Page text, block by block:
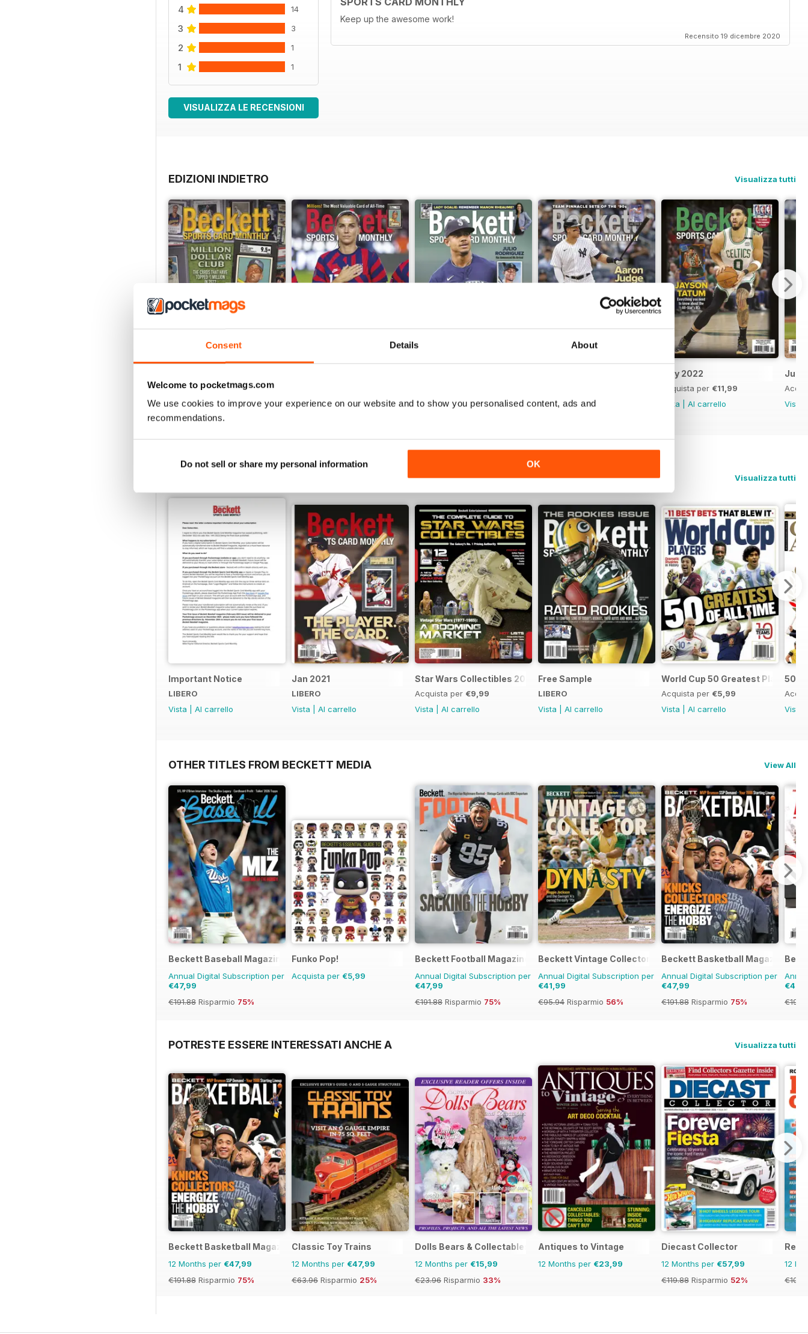
Consent Details About
Welcome to pocketmags.com
We use cookies to improve your experience on our website and to show you personalised content, ads and
recommendations.
Do not sell or share my personal information OK
4 14
3 3
2 1
1 1
VISUALIZZA LE RECENSIONI
Keep up the awesome work!
Recensito 19 dicembre 2020
EDIZIONI INDIETRO Visualizza tutti
Acquista per€11,99
Vista|Al carrello
Vista|Al carrello
Vista|Al carrello
Vista|Al carrello
July 2022
Acquista per €11,99
Vista
Al carrello
Vista
Visualizza tutti
Important Notice
LIBERO
Vista
Al carrello
Jan 2021
LIBERO
Vista
Al carrello
Star Wars Collectibles 2015
Acquista per €9,99
Vista
Al carrello
Free Sample
LIBERO
Vista
Al carrello
World Cup 50 Greatest Players
Acquista per €5,99
Vista
Al carrello
50
Vista
OTHER TITLES FROM BECKETT MEDIA View All
Beckett Baseball Magazine
Annual Digital Subscription per
€47,99
€191.88 Risparmio 75%
Funko Pop!
Acquista per €5,99
Beckett Football Magazine
Annual Digital Subscription per
€47,99
€191.88 Risparmio 75%
Beckett Vintage Collector Magazine
Annual Digital Subscription per
€41,99
€95.94 Risparmio 56%
Beckett Basketball Magazine
Annual Digital Subscription per
€47,99
€191.88 Risparmio 75%
POTRESTE ESSERE INTERESSATI ANCHE A Visualizza tutti
Beckett Basketball Magazine
12 Months per €47,99
€191.88 Risparmio 75%
Classic Toy Trains
12 Months per €47,99
€63.96 Risparmio 25%
Dolls Bears & Collectables
12 Months per €15,99
€23.96 Risparmio 33%
Antiques to Vintage
12 Months per €23,99
Diecast Collector
12 Months per €57,99
€119.88 Risparmio 52%
12